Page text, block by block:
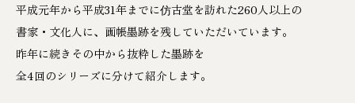
平成元年から平成31年までに仿古堂を訪れた260人以上の
書家・文化人に、画帳墨跡を残していただいています。
昨年に続きその中から抜粋した墨跡を
全4回のシリーズに分けて紹介します。